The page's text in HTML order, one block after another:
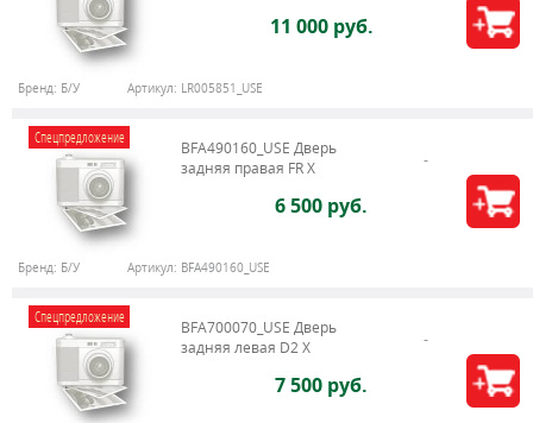
11 000 руб.
Бренд: Б/У Артикул: LR005851_USE
Спецпредложение
BFA490160_USE Дверь
задняя правая FR X
6 500 руб.
Бренд: Б/У Артикул: BFA490160_USE
Спецпредложение
BFA700070_USE Дверь
задняя левая D2 X
7 500 руб.